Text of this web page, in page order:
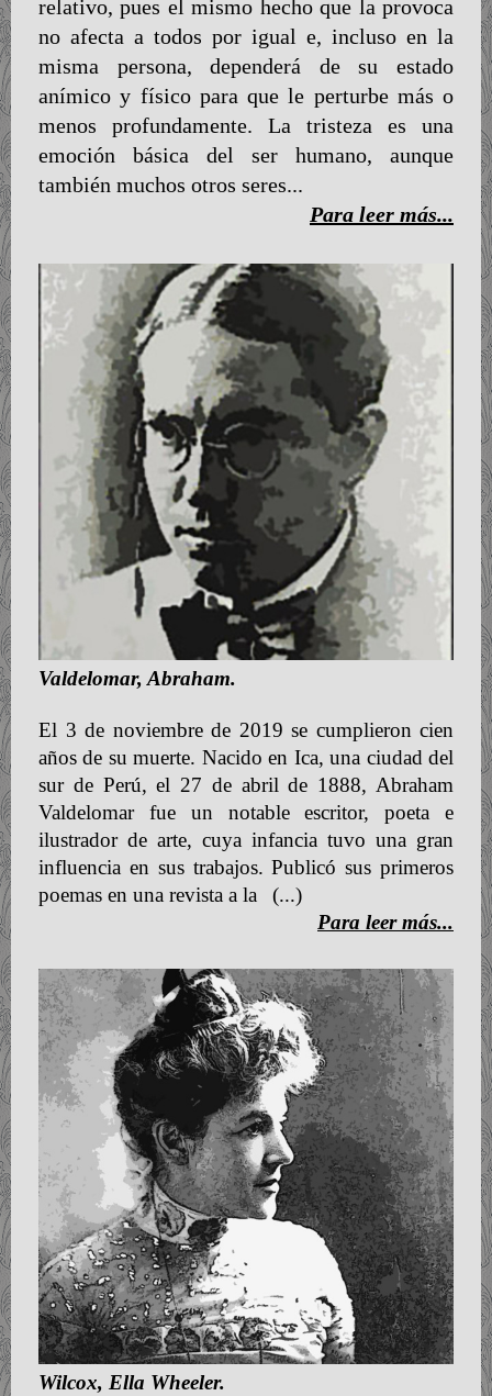
relativo, pues el mismo hecho que la provoca
no afecta a todos por igual e, incluso en la
misma persona, dependerá de su estado
anímico y físico para que le perturbe más o
menos profundamente. La tristeza es una
emoción básica del ser humano, aunque
también muchos otros seres...
Para leer más...
Valdelomar, Abraham.
El 3 de noviembre de 2019 se cumplieron cien
años de su muerte. Nacido en Ica, una ciudad del
sur de Perú, el 27 de abril de 1888, Abraham
Valdelomar fue un notable escritor, poeta e
ilustrador de arte, cuya infancia tuvo una gran
influencia en sus trabajos. Publicó sus primeros
poemas en una revista a la
(...)
Para leer más...
Wilcox, Ella Wheeler.